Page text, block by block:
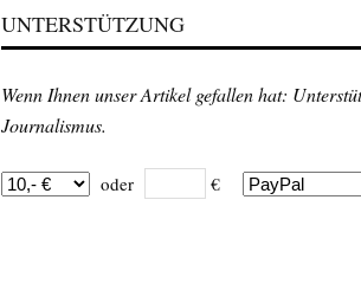
UNTERSTÜTZUNG
Wenn Ihnen unser Artikel gefallen hat:
Journalismus.
oder €